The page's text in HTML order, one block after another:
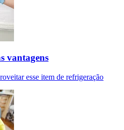
vantagens
esse item de refrigeração